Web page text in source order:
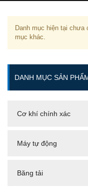
Danh mục hiện tại chưa
mục khác.
DANH MỤC SẢN
Cơ khí chính xác
Máy tự động
Băng tải